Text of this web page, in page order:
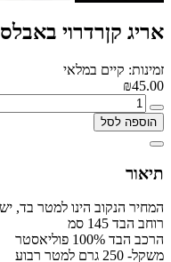
אריג קןרדרוי
זמינות: קיים במלאי
₪45.00
הוספה לסל
תיאור
המחיר הנקוב הינו למטר בד,
רוחב הבד 145 סמ
הרכב הבד 100% פוליאסטר
משקל- 250 גרם למטר רבוע